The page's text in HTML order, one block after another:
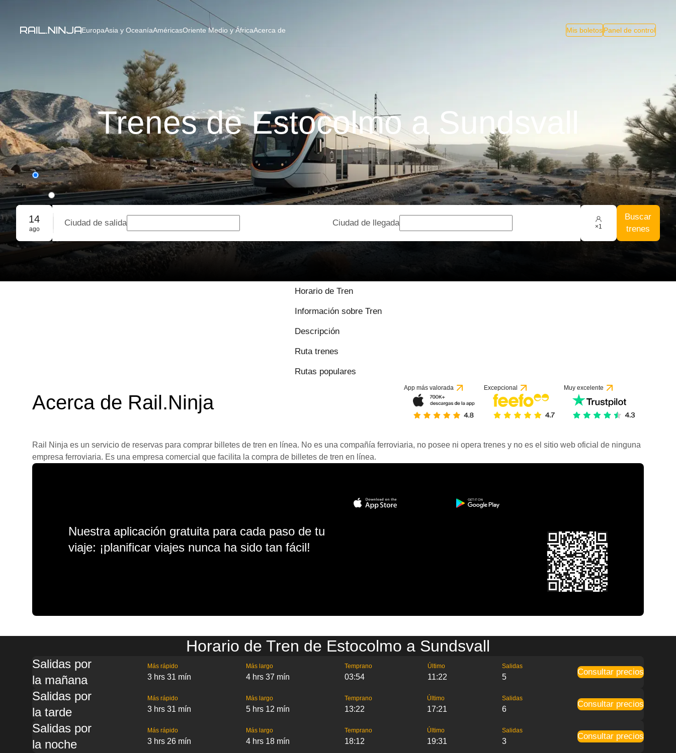
EuropaAsia y OceaníaAméricasOriente Medio y ÁfricaAcerca de Mis boletosPanel de control
Trenes de Estocolmo a Sundsvall
Ida
Ida y vuelta
Reserva grupal
14
ago
Ciudad de salida Ciudad de llegada ×1
Buscar
trenes
Horario de Tren
Información sobre Tren
Descripción
Ruta trenes
Rutas populares
Acerca de Rail.Ninja
App más valorada Excepcional Muy excelente
Rail Ninja es un servicio de reservas para comprar billetes de tren en línea. No es una compañía ferroviaria, no posee ni opera trenes y no es el sitio web oficial de ninguna
empresa ferroviaria. Es una empresa comercial que facilita la compra de billetes de tren en línea.
Nuestra aplicación gratuita para cada paso de tu
viaje: ¡planificar viajes nunca ha sido tan fácil!
Horario de Tren de Estocolmo a Sundsvall
Salidas por
la mañana
Más rápido
3 hrs 31 mín
Más largo
4 hrs 37 mín
Temprano
03:54
Último
11:22
Salidas
5
Consultar precios
Salidas por
la tarde
Más rápido
3 hrs 31 mín
Más largo
5 hrs 12 mín
Temprano
13:22
Último
17:21
Salidas
6
Consultar precios
Salidas por
la noche
Más rápido
3 hrs 26 mín
Más largo
4 hrs 18 mín
Temprano
18:12
Último
19:31
Salidas
3
Consultar precios